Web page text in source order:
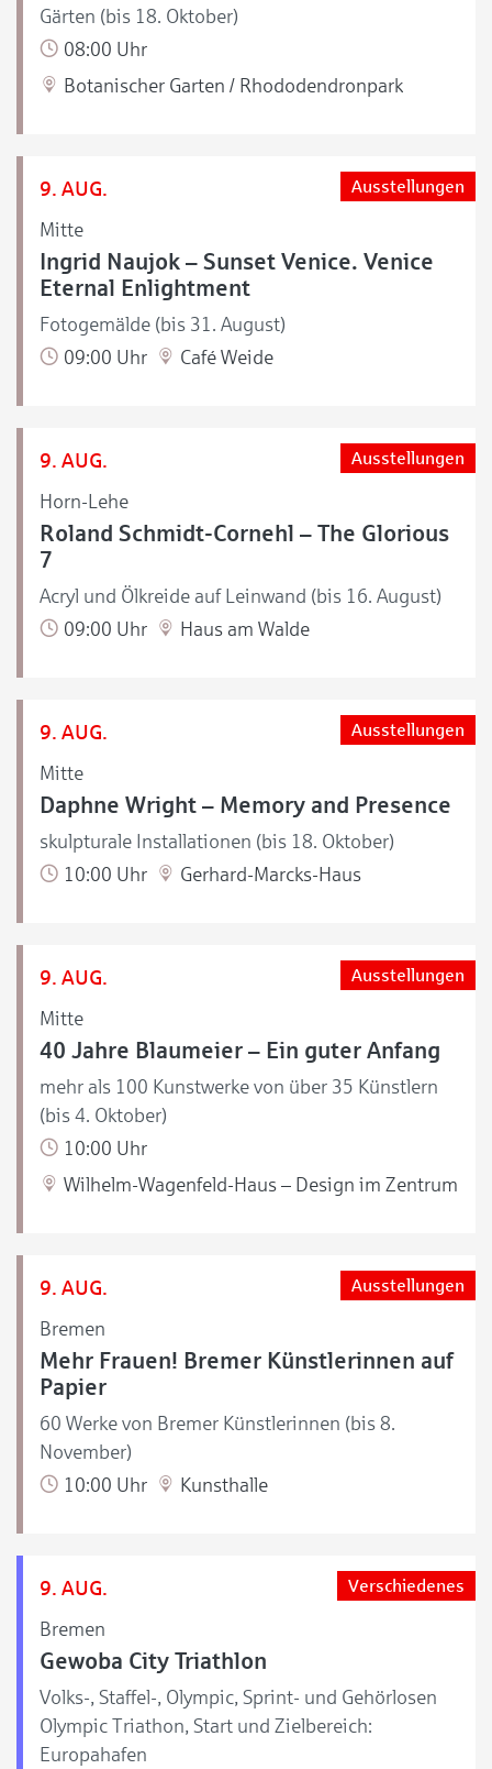
Gärten (bis 18. Oktober)
08:00 Uhr
Botanischer Garten / Rhododendronpark
9. AUG.
Mitte
Ausstellungen
Ingrid Naujok – Sunset Venice. Venice
Eternal Enlightment
Fotogemälde (bis 31. August)
09:00 Uhr
Café Weide
9. AUG.
Horn-Lehe
Ausstellungen
Roland Schmidt-Cornehl – The Glorious
7
Acryl und Ölkreide auf Leinwand (bis 16. August)
09:00 Uhr
Haus am Walde
9. AUG.
Mitte
Ausstellungen
Daphne Wright – Memory and Presence
skulpturale Installationen (bis 18. Oktober)
10:00 Uhr
Gerhard-Marcks-Haus
9. AUG.
Mitte
Ausstellungen
40 Jahre Blaumeier – Ein guter Anfang
mehr als 100 Kunstwerke von über 35 Künstlern
(bis 4. Oktober)
10:00 Uhr
Wilhelm-Wagenfeld-Haus – Design im Zentrum
9. AUG.
Bremen
Ausstellungen
Mehr Frauen! Bremer Künstlerinnen auf
Papier
60 Werke von Bremer Künstlerinnen (bis 8.
November)
10:00 Uhr
Kunsthalle
9. AUG.
Bremen
Verschiedenes
Gewoba City Triathlon
Volks-, Staffel-, Olympic, Sprint- und Gehörlosen
Olympic Triathon, Start und Zielbereich:
Europahafen